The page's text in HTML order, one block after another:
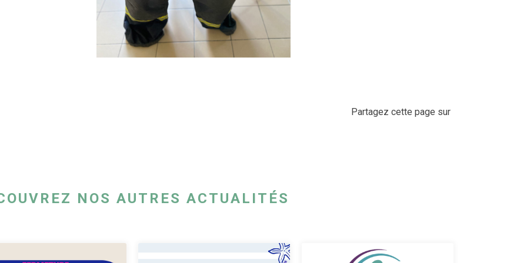
Partagez cette page sur
NOS AUTRES ACTUALITÉS